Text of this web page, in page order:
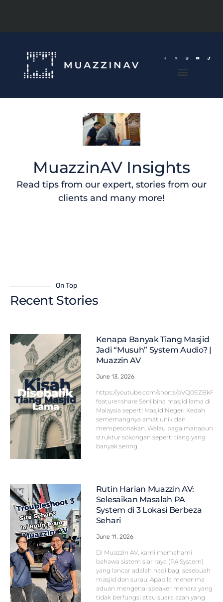
MuazzinAV Insights
Read tips from our expert, stories from our
clients and many more!
On Top
Recent Stories
Kenapa Banyak Tiang Masjid
Jadi “Musuh” System Audio? |
Muazzin AV
June 13, 2026
https://youtube.com/shorts/
feature=share Seni bina masjid lama di
Malaysia seperti Masjid Negeri Kedah
sememangnya amat unik dan
mempesonakan. Walau bagaimanapun,
struktur sokongan seperti tiang yang
banyak sering
Rutin Harian Muazzin AV:
Selesaikan Masalah PA
System di 3 Lokasi Berbeza
Sehari
June 11, 2026
Di Muazzin AV, kami memahami
bahawa sistem siar raya (PA System)
yang lancar adalah nadi bagi sesebuah
masjid dan surau. Apabila menerima
aduan mengenai speaker menara yang
tidak berfungsi atau suara azan yang